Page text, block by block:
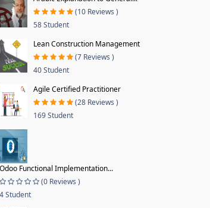
(10 Reviews )
58 Student
Lean Construction Management
(7 Reviews )
40 Student
Agile Certified Practitioner
(28 Reviews )
169 Student
Odoo Functional Implementation...
(0 Reviews )
4 Student